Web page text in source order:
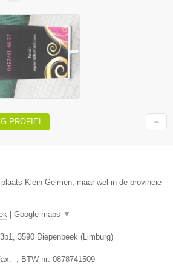
PROFIEL
Klein Gelmen, maar wel in de provincie
Google maps ▼
, 3590 Diepenbeek (Limburg)
-, BTW-nr: 0878741509